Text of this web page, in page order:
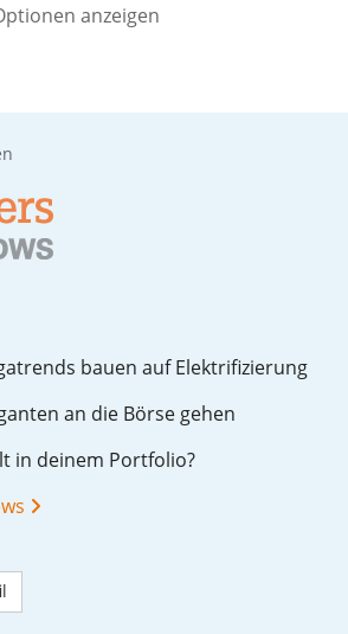
anzeigen
bau­en auf Elek­tri­fi­zie­rung
an die Bör­se ge­hen
in dei­nem Port­fo­lio?